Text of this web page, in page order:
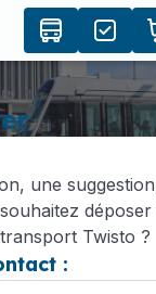
une
Twisto ?
:
cookies